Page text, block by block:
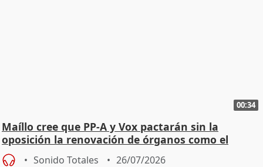
00:34
Maíllo cree que PP-A y Vox pactarán sin la
oposición la renovación de órganos como el
Defensor
Sonido Totales 26/07/2026